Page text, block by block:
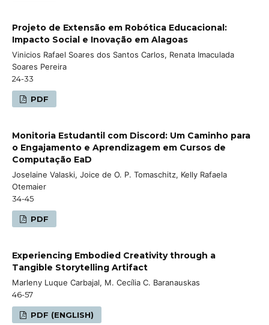
Projeto de Extensão em Robótica Educacional:
Impacto Social e Inovação em Alagoas
Vinicios Rafael Soares dos Santos Carlos, Renata Imaculada
Soares Pereira
24-33
PDF
Monitoria Estudantil com Discord: Um Caminho para
o Engajamento e Aprendizagem em Cursos de
Computação EaD
Joselaine Valaski, Joice de O. P. Tomaschitz, Kelly Rafaela
Otemaier
34-45
PDF
Experiencing Embodied Creativity through a
Tangible Storytelling Artifact
Marleny Luque Carbajal, M. Cecília C. Baranauskas
46-57
PDF (ENGLISH)